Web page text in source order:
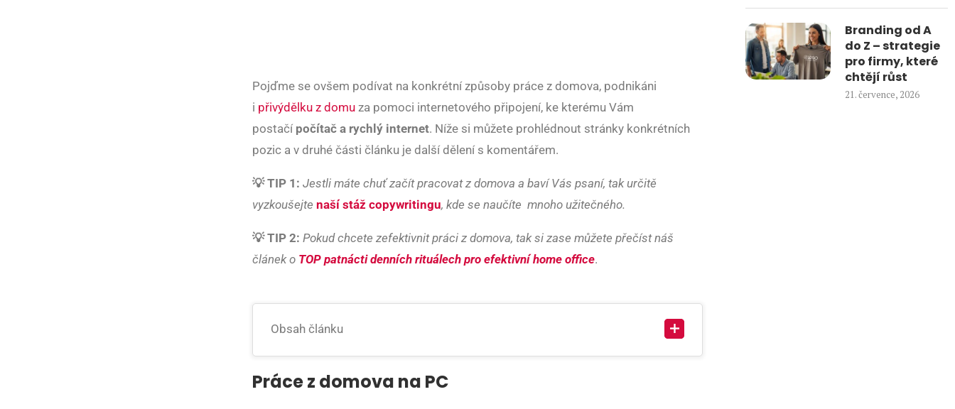
Pojďme se ovšem podívat na konkrétní způsoby práce z domova, podnikáni
i přivýdělku z domuza pomoci internetového připojení, ke kterému Vám
postačípočítač a rychlý internet. Níže si můžete prohlédnout stránky konkrétních
pozic a v druhé části článku je další dělení s komentářem.
💡 TIP 1: Jestli máte chuť začít pracovat z domova a baví Vás psaní, tak určitě
vyzkoušejte naší stáž copywritingu, kde se naučíte mnoho užitečného.
💡 TIP 2: Pokud chcete zefektivnit práci z domova, tak si zase můžete přečíst náš
článek o TOP patnácti denních rituálech pro efektivní home office.
Obsah článku
Práce z domova na PC
Branding od A
do Z – strategie
pro firmy, které
chtějí růst
21. července, 2026